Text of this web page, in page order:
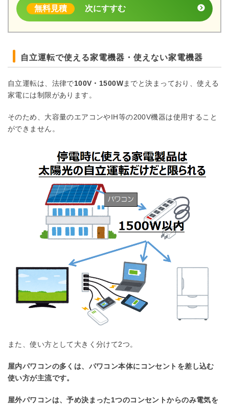
無料見積 次にすすむ
自立運転で使える家電機器・使えない家電機器
自立運転は、法律で100V・1500Wまでと決まっており、使える
家電には制限があります。
そのため、大容量のエアコンやIH等の200V機器は使用すること
ができません。
また、使い方として大きく分けて2つ。
屋内パワコンの多くは、パワコン本体にコンセントを差し込む
使い方が主流です。
屋外パワコンは、予め決まった1つのコンセントからのみ電気を